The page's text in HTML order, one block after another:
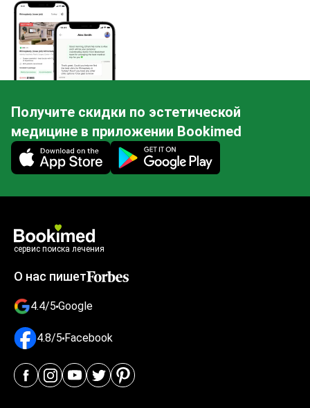
Получите скидки по эстетической
медицине в приложении Bookimed
Mobile app illustration
сервис поиска лечения
О нас пишет
4.4/5 Google
4.8/5 Facebook